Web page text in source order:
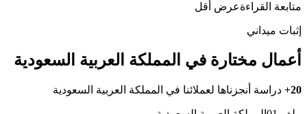
متابعة القراءةعرض أقل
إثبات ميداني
أعمال مختارة في المملكة العربية السعودية
20+ دراسة أنجزناها لعملائنا في المملكة العربية السعودية